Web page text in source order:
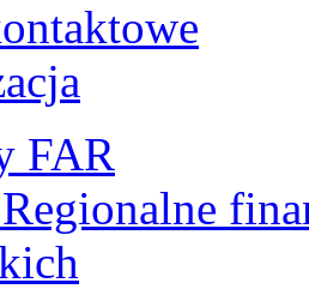
FAR